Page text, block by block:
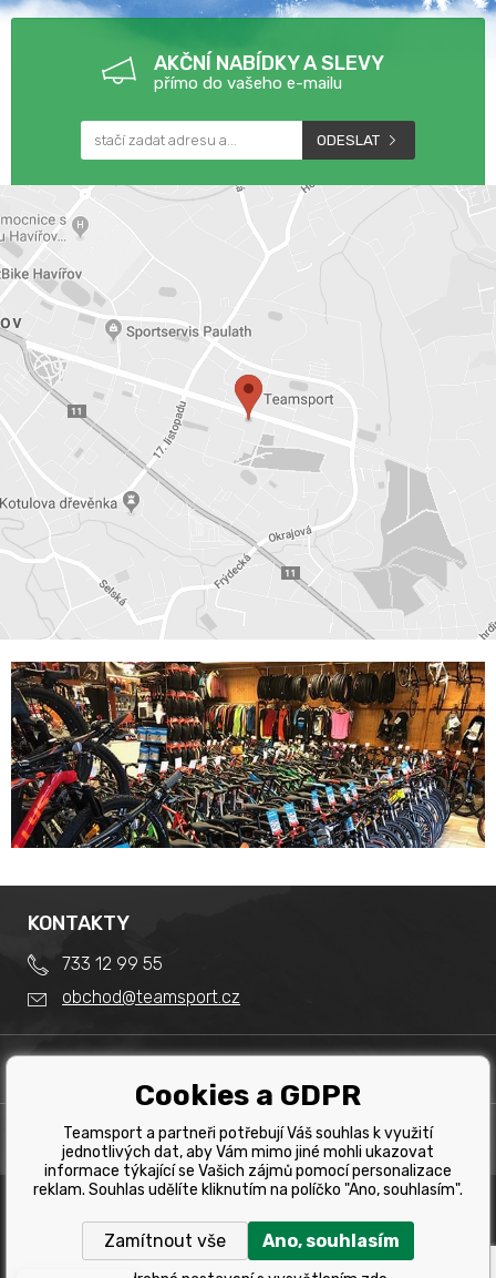
AKČNÍ NABÍDKY A SLEVY
přímo do vašeho e-mailu
ODESLAT
Obchodní podmínky
Splátkový prodej
Reklamace
Tabulka velikostí kol
Tabulka velikostí oblečení
PRODEJNA
Team Sport - Tomáš Binar
Dlouhá 1228/44C
Havířov
KONTAKTY
733 12 99 55
obchod@teamsport.cz
Copyright © 2019 Team Sport Havířov. Všechna pravá
vyhrazena.
Cookies a GDPR
Teamsport a partneři potřebují Váš souhlas k využití
jednotlivých dat, aby Vám mimo jiné mohli ukazovat
informace týkající se Vašich zájmů pomocí personalizace
reklam. Souhlas udělíte kliknutím na políčko "Ano, souhlasím".
Zamítnout vše Ano, souhlasím